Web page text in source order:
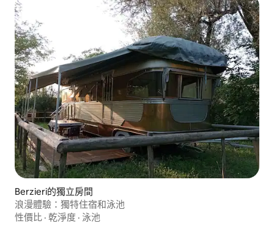
Berzieri的獨立房間
浪漫體驗：獨特住宿和泳池
性價比 · 乾淨度 · 泳池